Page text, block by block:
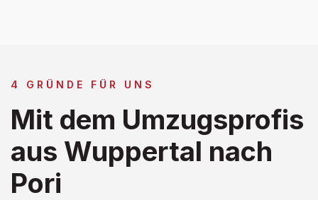
4 GRÜNDE FÜR UNS
Mit dem Umzugsprofis
aus Wuppertal nach
Pori